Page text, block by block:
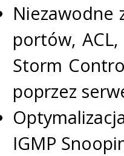
Niezawodne
portów,
Storm
poprzez
IGMP